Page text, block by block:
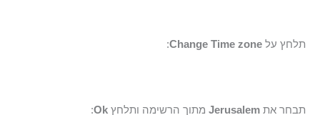
תלחץ על Change Time zone
:
תבחר את Jerusalem מתוך הרשימה ותלחץ Ok
: